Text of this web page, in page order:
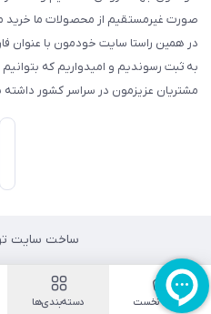
صورت غیرمستقیم از محصولات ما خرید
به ثبت رسوندیم و امیدواریم که
مشتریان عزیزمون در سراسر کشور داشته
ساخت سایت
صفحه نخست دسته‌بندی‌ها